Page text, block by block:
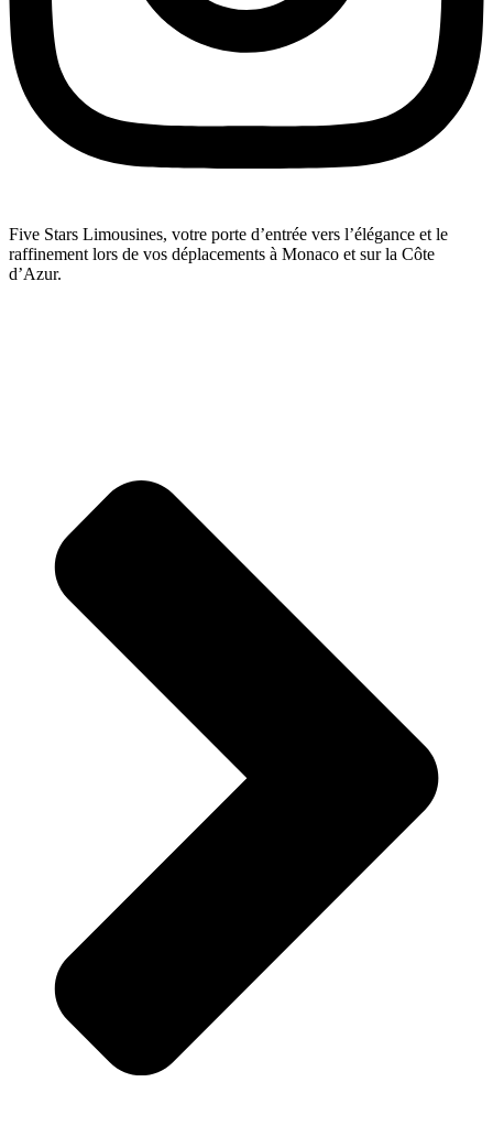
Five Stars Limousines, votre porte d’entrée vers l’élégance et le
raffinement lors de vos déplacements à Monaco et sur la Côte
d’Azur.